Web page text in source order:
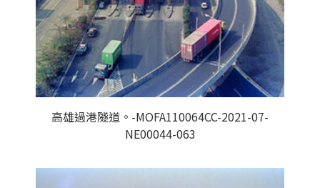
高雄過港隧道。-MOFA110064CC-2021-07-
NE00044-063